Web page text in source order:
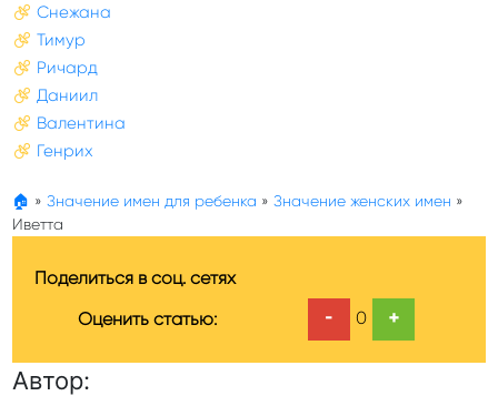
Снежана
Тимур
Ричард
Даниил
Валентина
Генрих
🏠 » Значение имен для ребенка » Значение женских имен »
Иветта
Поделиться в соц. сетях
Оценить статью:
- 0 +
Автор: